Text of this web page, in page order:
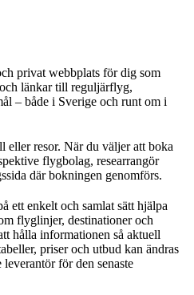
privat webbplats för dig som
länkar till reguljärflyg,
– både i Sverige och runt om i
eller resor. När du väljer att boka
flygbolag, researrangör
där bokningen genomförs.
ett enkelt och samlat sätt hjälpa
flyglinjer, destinationer och
hålla informationen så aktuell
priser och utbud kan ändras
för den senaste